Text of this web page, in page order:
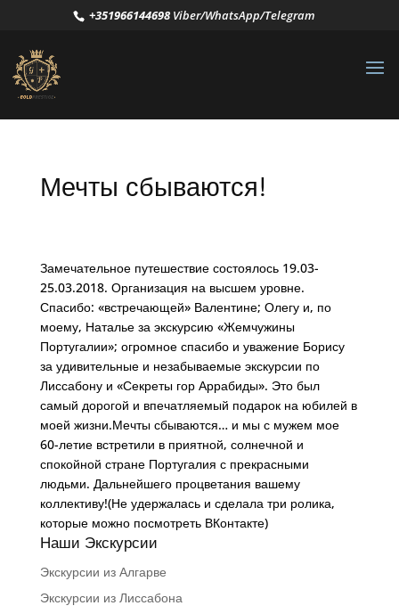
+351966144698Viber/WhatsApp/Telegram
Мечты сбываются!
Замечательное путешествие состоялось 19.03-
25.03.2018. Организация на высшем уровне.
Спасибо: «встречающей» Валентине; Олегу и, по
моему, Наталье за экскурсию «Жемчужины
Португалии»; огромное спасибо и уважение Борису
за удивительные и незабываемые экскурсии по
Лиссабону и «Секреты гор Аррабиды». Это был
самый дорогой и впечатляемый подарок на юбилей в
моей жизни.Мечты сбываются… и мы с мужем мое
60-летие встретили в приятной, солнечной и
спокойной стране Португалия с прекрасными
людьми. Дальнейшего процветания вашему
коллективу!(Не удержалась и сделала три ролика,
которые можно посмотреть ВКонтакте)
Наши Экскурсии
Экскурсии из Алгарве
Экскурсии из Лиссабона